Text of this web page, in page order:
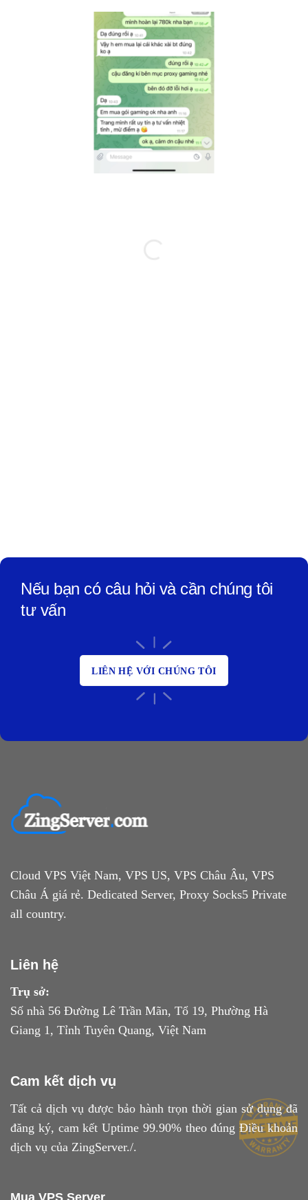
Nếu bạn có câu hỏi và cần chúng tôi
tư vấn
LIÊN HỆ VỚI CHÚNG TÔI
Cloud VPS Việt Nam, VPS US, VPS Châu Âu, VPS
Châu Á giá rẻ. Dedicated Server, Proxy Socks5 Private
all country.
Liên hệ
Trụ sở:
Số nhà 56 Đường Lê Trần Mãn, Tổ 19, Phường Hà
Giang 1, Tỉnh Tuyên Quang, Việt Nam
Cam kết dịch vụ
Tất cả dịch vụ được bảo hành trọn thời gian sử dụng đã
đăng ký, cam kết Uptime 99.90% theo đúngĐiều khoản
dịch vụ của ZingServer./.